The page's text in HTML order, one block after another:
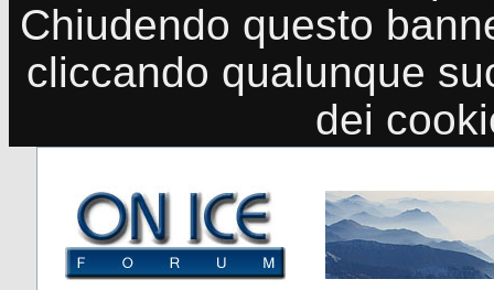
Chiudendo questo
cliccando qualunque
dei